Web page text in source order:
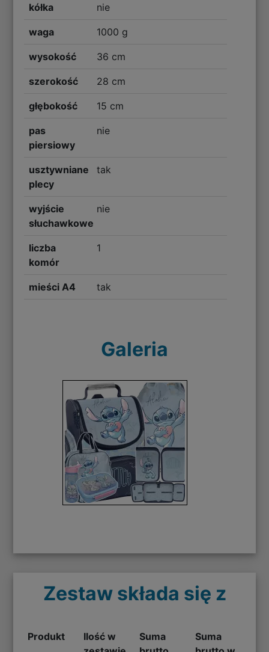
kółka nie
waga 1000 g
wysokość 36 cm
szerokość 28 cm
głębokość 15 cm
pas
piersiowy
nie
usztywniane
plecy
tak
wyjście
słuchawkowe
nie
liczba
komór
1
mieści A4 tak
Galeria
Zestaw składa się z
Produkt
Ilość w
Suma
Suma